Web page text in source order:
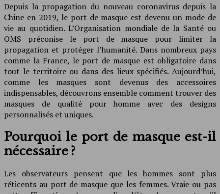
Depuis la propagation du nouveau coronavirus depuis la
Chine en 2019, le port de masque est devenu un mode de
vie au quotidien. L’Organisation mondiale de la Santé ou
OMS préconise le port de masque pour limiter la
propagation et protéger l’humanité. Dans nombreux pays
comme la France, le port de masque est obligatoire dans
tout le territoire ou dans des lieux spécifiés. Aujourd’hui,
comme les masques sont devenus des accessoires
indispensables, découvrons ensemble comment trouver des
masques de qualité pour homme avec des designs
personnalisés et uniques.
Pourquoi le port de masque est-il
nécessaire ?
Les observateurs pensent que les hommes sont plus
réticents au port de masque que les femmes. Vraie ou pas